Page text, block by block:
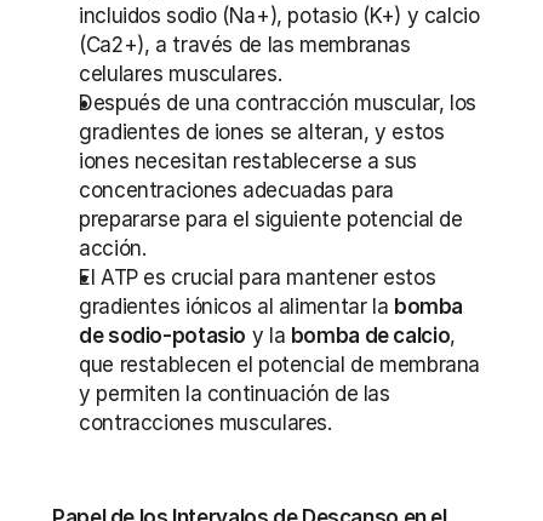
incluidos sodio (Na+), potasio (K+) y calcio
(Ca2+), a través de las membranas
celulares musculares.
Después de una contracción muscular, los
gradientes de iones se alteran, y estos
iones necesitan restablecerse a sus
concentraciones adecuadas para
prepararse para el siguiente potencial de
acción.
El ATP es crucial para mantener estos
gradientes iónicos al alimentar la bomba
de sodio-potasio y la bomba de calcio,
que restablecen el potencial de membrana
y permiten la continuación de las
contracciones musculares.